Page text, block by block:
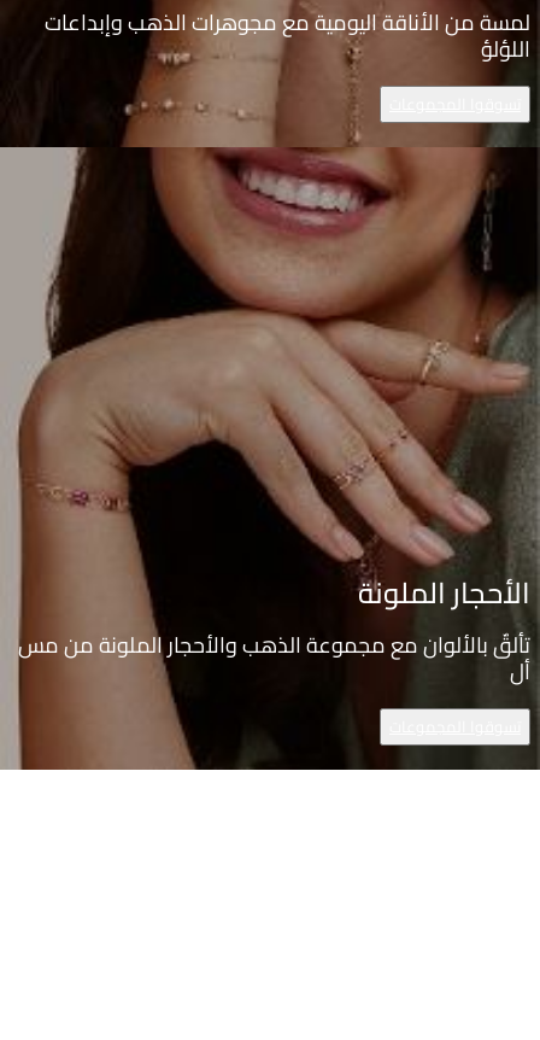
لمسة من الأناقة اليومية مع مجوهرات الذهب وإبداعات
اللؤلؤ
الأحجار الملونة
تألقٌ بالألوان مع مجموعة الذهب والأحجار الملونة من مس
أل